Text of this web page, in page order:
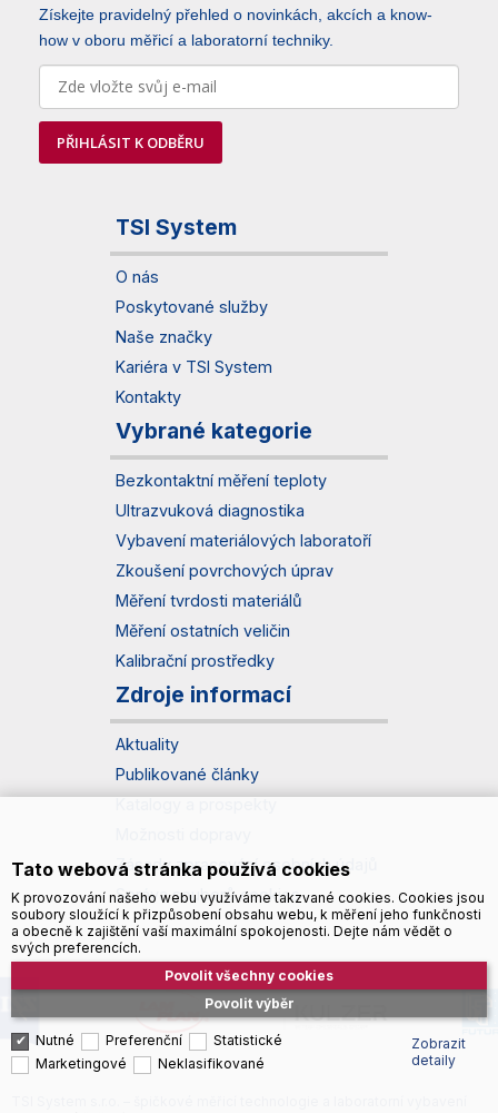
Získejte pravidelný přehled o novinkách, akcích a know-
how v oboru měřicí a laboratorní techniky.
PŘIHLÁSIT K ODBĚRU
TSI System
O nás
Poskytované služby
Naše značky
Kariéra v TSI System
Kontakty
Vybrané kategorie
Bezkontaktní měření teploty
Ultrazvuková diagnostika
Vybavení materiálových laboratoří
Zkoušení povrchových úprav
Měření tvrdosti materiálů
Měření ostatních veličin
Kalibrační prostředky
Zdroje informací
Aktuality
Publikované články
Zásady zpracování osobních údajů
Správa souborů cookies
Tato webová stránka používá cookies
K provozování našeho webu využíváme takzvané cookies. Cookies jsou
soubory sloužící k přizpůsobení obsahu webu, k měření jeho funkčnosti
a obecně k zajištění vaší maximální spokojenosti. Dejte nám vědět o
svých preferencích.
Povolit výběr
Povolit všechny cookies
Nutné Preferenční
Statistické
Marketingové
Neklasifikované
Zobrazit
detaily